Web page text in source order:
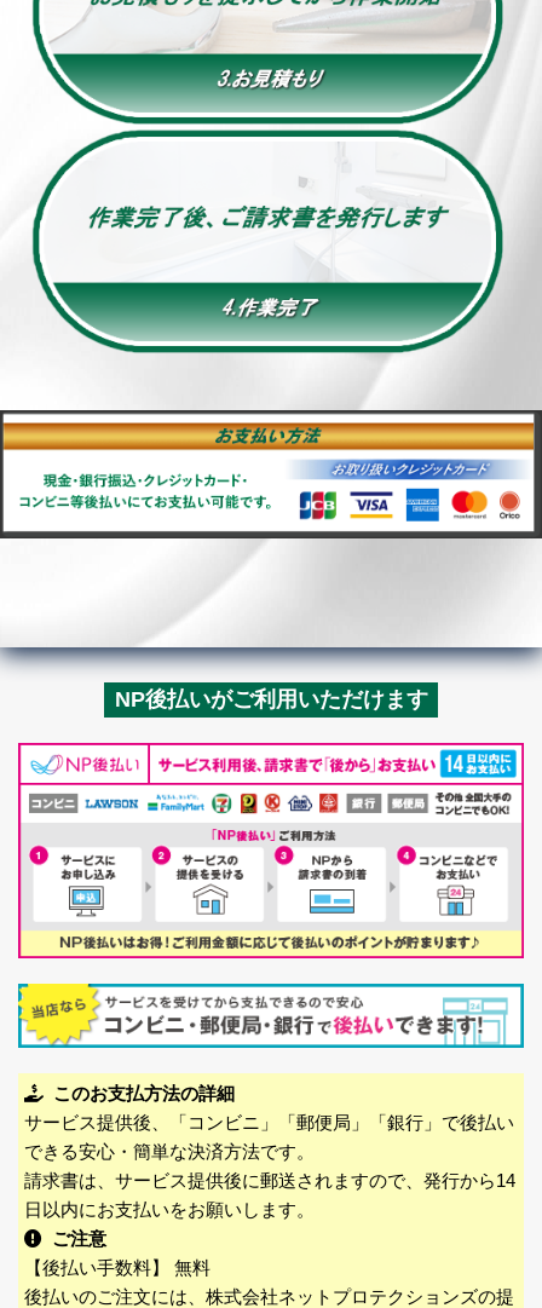
NP後払いがご利用いただけます
このお支払方法の詳細
サービス提供後、「コンビニ」「郵便局」「銀行」で後払い
できる安心・簡単な決済方法です。
請求書は、サービス提供後に郵送されますので、発行から14
日以内にお支払いをお願いします。
ご注意
【後払い手数料】 無料
後払いのご注文には、株式会社ネットプロテクションズの提